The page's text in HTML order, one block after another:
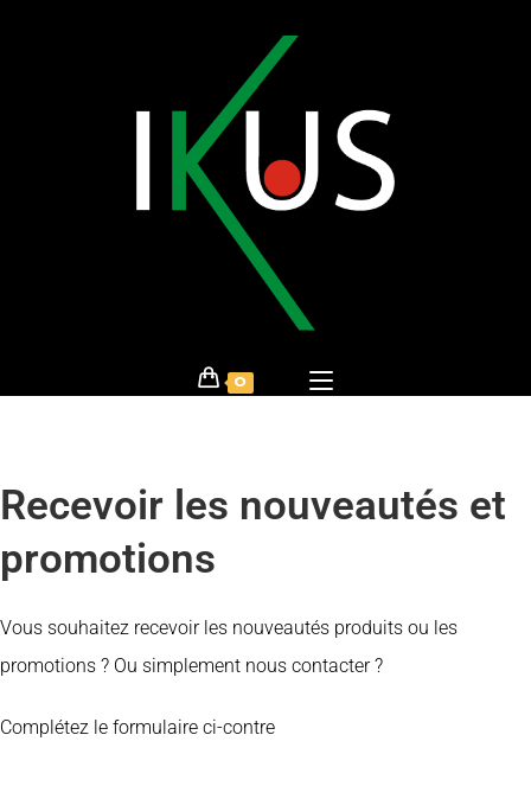
0
Recevoir les nouveautés et
promotions
Vous souhaitez recevoir les nouveautés produits ou les
promotions ? Ou simplement nous contacter ?
Complétez le formulaire ci-contre